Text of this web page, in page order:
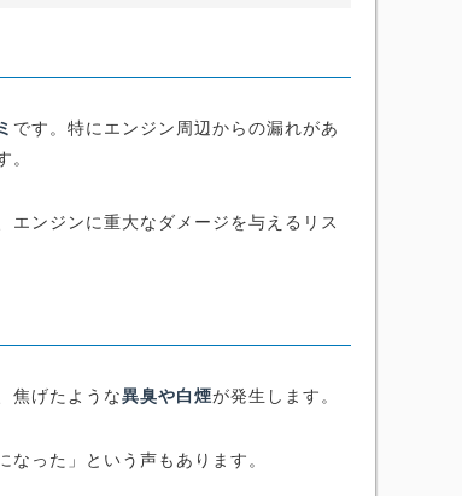
です。特にエンジン周辺からの漏れがあ
ンジンに重大なダメージを与えるリス
焦げたような異臭や白煙が発生します。
った」という声もあります。